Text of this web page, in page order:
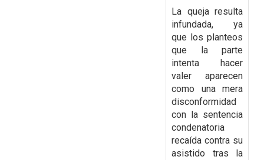
La queja resulta
infundada, ya
que los planteos
que la parte
intenta hacer
valer aparecen
como una mera
disconformidad
con la sentencia
condenatoria
recaída contra su
asistido tras la